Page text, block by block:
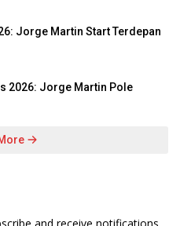
Jorge Martin Start Terdepan
2026: Jorge Martin Pole